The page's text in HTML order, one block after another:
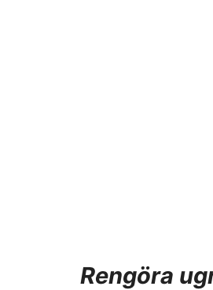
Rengöra